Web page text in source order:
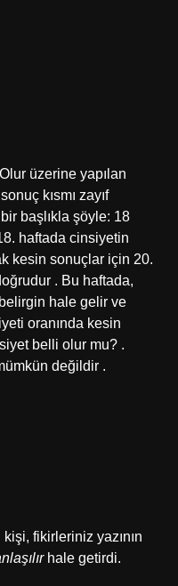
üzerine yapılan
kısmı zayıf
bir başlıkla şöyle: 18
haftada cinsiyetin
kesin sonuçlar için 20.
. Bu haftada,
hale gelir ve
oranında kesin
belli olur mu? .
değildir .
fikirleriniz yazının
hale getirdi.